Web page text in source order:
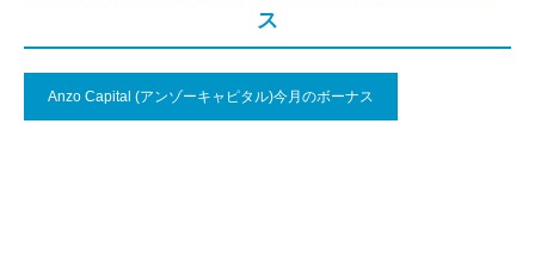
ス
Anzo Capital (アンゾーキャピタル)今月のボーナス